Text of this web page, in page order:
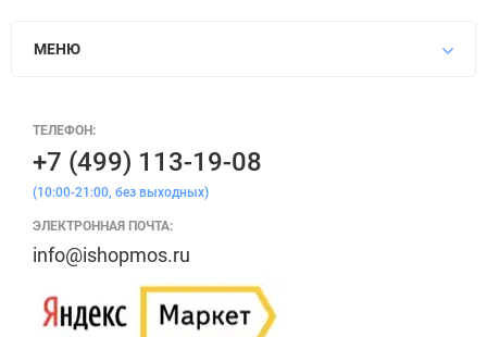
МЕНЮ
ТЕЛЕФОН:
+7 (499) 113-19-08
(10:00-21:00, без выходных)
ЭЛЕКТРОННАЯ ПОЧТА:
info@ishopmos.ru